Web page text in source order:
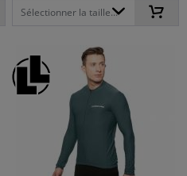
Sélectionner la taille...